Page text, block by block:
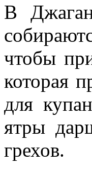
В
чтобы
которая
для
ятры
грехов.